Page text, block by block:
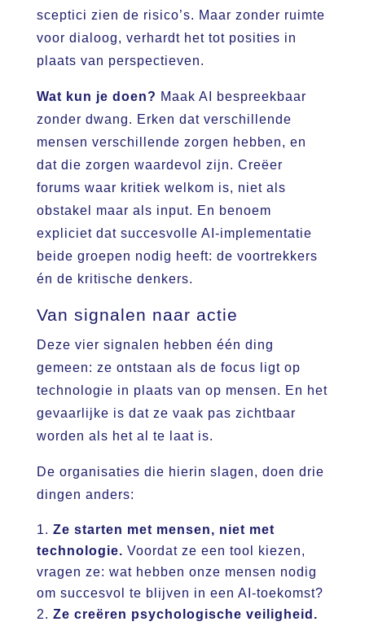
sceptici zien de risico’s. Maar zonder ruimte
voor dialoog, verhardt het tot posities in
plaats van perspectieven.
Wat kun je doen? Maak AI bespreekbaar
zonder dwang. Erken dat verschillende
mensen verschillende zorgen hebben, en
dat die zorgen waardevol zijn. Creëer
forums waar kritiek welkom is, niet als
obstakel maar als input. En benoem
expliciet dat succesvolle AI-implementatie
beide groepen nodig heeft: de voortrekkers
én de kritische denkers.
Van signalen naar actie
Deze vier signalen hebben één ding
gemeen: ze ontstaan als de focus ligt op
technologie in plaats van op mensen. En het
gevaarlijke is dat ze vaak pas zichtbaar
worden als het al te laat is.
De organisaties die hierin slagen, doen drie
dingen anders:
Ze starten met mensen, niet met
technologie. Voordat ze een tool kiezen,
vragen ze: wat hebben onze mensen nodig
om succesvol te blijven in een AI-toekomst?
Ze creëren psychologische veiligheid.